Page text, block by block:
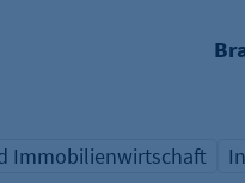
Schlagwort
Immobilienwirtschaft